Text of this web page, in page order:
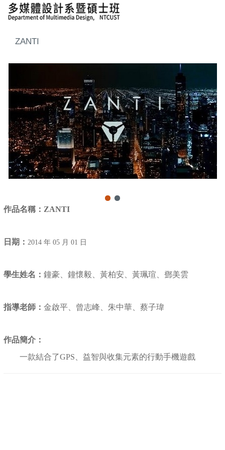
ZANTI
作品名稱： ZANTI
日期： 2014 年 05 月 01 日
學生姓名： 鐘豪、鐘懷毅、黃柏安、黃珮瑄、鄧美雲
指導老師： 金啟平、曾志峰、朱中華、蔡子瑋
作品簡介：
一款結合了GPS、益智與收集元素的行動手機遊戲